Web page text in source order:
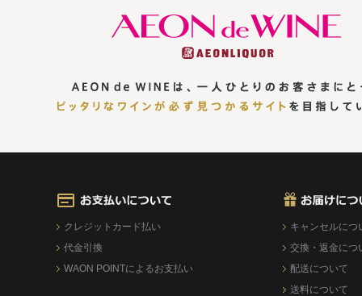
クレジットカード払い
代金引換
WAON POINTによるお支払い
キャンセルにつ
交換・返金につ
配送について
送料について